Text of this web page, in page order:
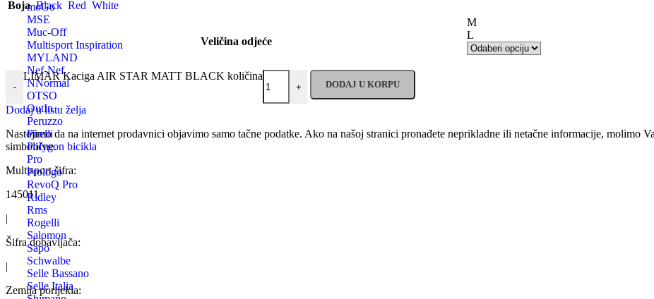
moGo
MSE
Muc-Off
Multisport Inspiration
MYLAND
Nef-Nef
NNormal
OTSO
OutIn
Peruzzo
Pirelli
Polygon bicikla
Pro
Prologo
RevoQ Pro
Ridley
Rms
Rogelli
Salomon
Sapo
Schwalbe
Selle Bassano
Selle Italia
Boja Black Red White
Veličina odjeće
M
L
-
LIMAR Kaciga AIR STAR MATT BLACK količina
+ DODAJ U KORPU
Dodaj u listu želja
Nastojimo da na internet prodavnici objavimo samo tačne podatke. Ako na našoj stranici pronađete neprikladne ili netačne informacije, molimo
simbolične.
Multisport šifra:
145011
|
Šifra dobavljača:
|
Zemlja porijekla: